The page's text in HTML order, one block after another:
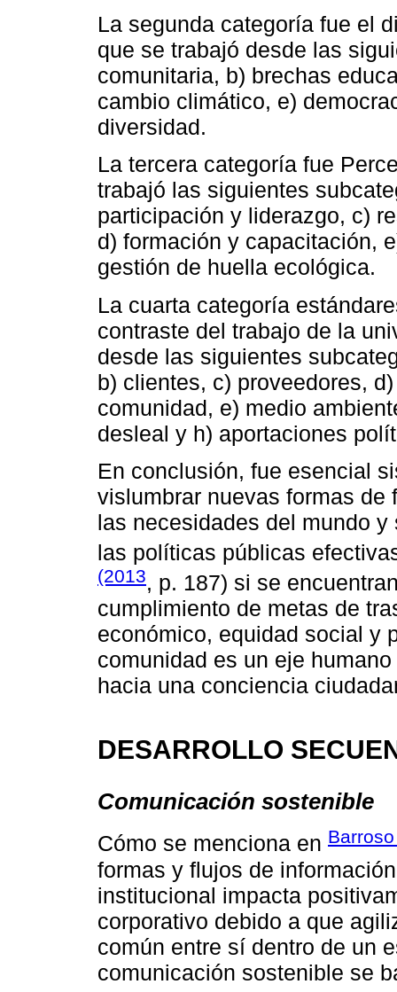
La segunda categoría fue el
que se trabajó desde las
comunitaria, b) brechas
cambio climático, e)
diversidad.
La tercera categoría fue
trabajó las siguientes
participación y liderazgo, c)
d) formación y capacitación,
gestión de huella ecológica.
La cuarta categoría
contraste del trabajo de la
desde las siguientes
b) clientes, c) proveedores,
comunidad, e) medio
desleal y h) aportaciones
En conclusión, fue esencial
vislumbrar nuevas formas de
las necesidades del mundo
las políticas públicas
(2013, p. 187) si se
cumplimiento de metas de
económico, equidad social y
comunidad es un eje
hacia una conciencia
DESARROLLO
Comunicación sostenible
Cómo se menciona en
formas y flujos de
institucional impacta
corporativo debido a que
común entre sí dentro de un
comunicación sostenible se